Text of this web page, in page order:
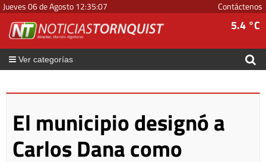
Jueves 06 de Agosto12:35:07 Contáctenos
5.4 °C
Ver categorías
El municipio designó a
Carlos Dana como